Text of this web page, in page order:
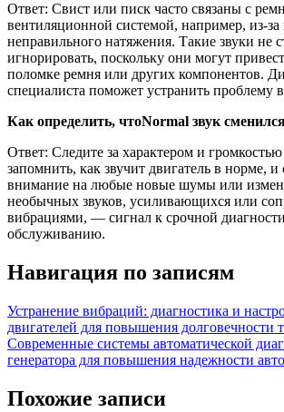
Ответ: Свист или писк часто связаны с
вентиляционной системой, например, из-за
неправильного натяжения. Такие звуки не
игнорировать, поскольку они могут
поломке ремня или других компонентов.
специалиста поможет устранить проблему
Как определить, чтоNormal звук
Ответ: Следите за характером и
запомнить, как звучит двигатель в норме, и
внимание на любые новые шумы или
необычных звуков, усиливающихся или
вибрациями, — сигнал к срочной
обслуживанию.
Навигация по записям
Устранение вибраций: диагностика и
двигателей для повышения долговечности
Современные системы автоматической
генератора для повышения надежности авто
Похожие записи